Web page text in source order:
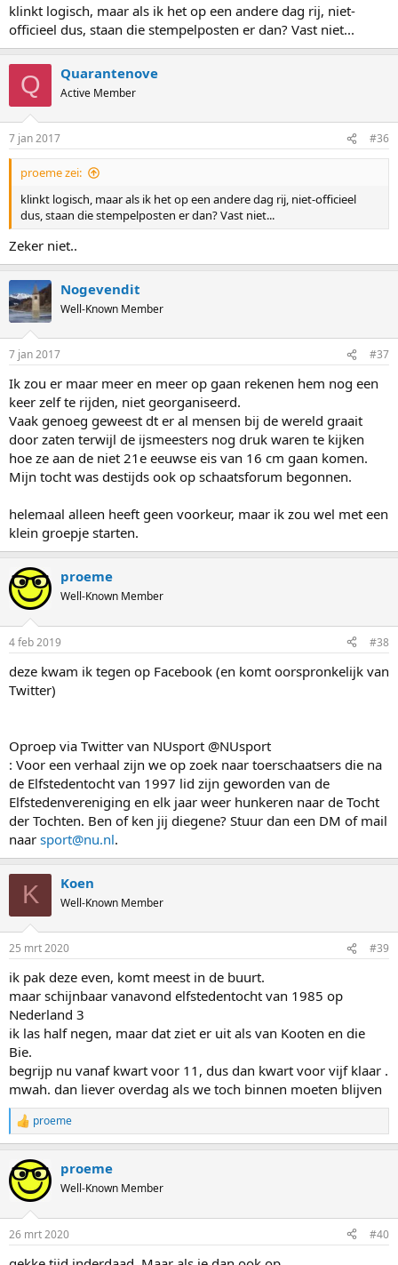
klinkt logisch, maar als ik het op een andere dag rij, niet-
officieel dus, staan die stempelposten er dan? Vast niet...
Q Quarantenove
Active Member
7 jan 2017 #36
proeme zei:
klinkt logisch, maar als ik het op een andere dag rij, niet-officieel
dus, staan die stempelposten er dan? Vast niet...
Zeker niet..
Nogevendit
Well-Known Member
7 jan 2017 #37
Ik zou er maar meer en meer op gaan rekenen hem nog een
keer zelf te rijden, niet georganiseerd.
Vaak genoeg geweest dt er al mensen bij de wereld graait
door zaten terwijl de ijsmeesters nog druk waren te kijken
hoe ze aan de niet 21e eeuwse eis van 16 cm gaan komen.
Mijn tocht was destijds ook op schaatsforum begonnen.
helemaal alleen heeft geen voorkeur, maar ik zou wel met een
klein groepje starten.
proeme
Well-Known Member
4 feb 2019 #38
deze kwam ik tegen op Facebook (en komt oorspronkelijk van
Twitter)
Oproep via Twitter van NUsport @NUsport
: Voor een verhaal zijn we op zoek naar toerschaatsers die na
de Elfstedentocht van 1997 lid zijn geworden van de
Elfstedenvereniging en elk jaar weer hunkeren naar de Tocht
der Tochten. Ben of ken jij diegene? Stuur dan een DM of mail
naar sport@nu.nl.
K Koen
Well-Known Member
25 mrt 2020 #39
ik pak deze even, komt meest in de buurt.
maar schijnbaar vanavond elfstedentocht van 1985 op
Nederland 3
ik las half negen, maar dat ziet er uit als van Kooten en die
Bie.
begrijp nu vanaf kwart voor 11, dus dan kwart voor vijf klaar .
mwah. dan liever overdag als we toch binnen moeten blijven
R
e
c
t
i
s
proeme
proeme
Well-Known Member
26 mrt 2020 #40